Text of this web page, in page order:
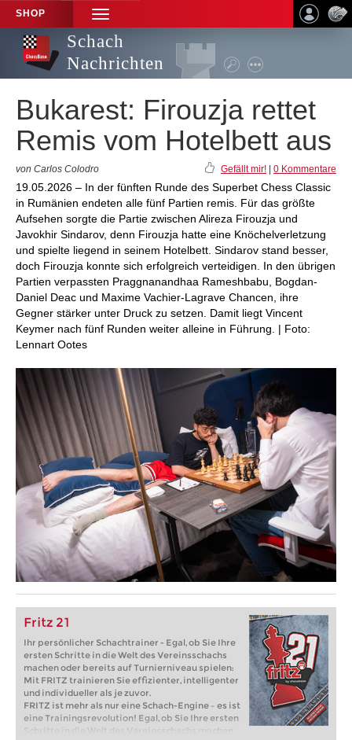
SHOP
TOGGLE
NAVIGATION
Schach
Nachrichten
Bukarest: Firouzja rettet
Remis vom Hotelbett aus
von Carlos Colodro Gefällt mir! 0 Kommentare
19.05.2026 – In der fünften Runde des Superbet Chess Classic
in Rumänien endeten alle fünf Partien remis. Für das größte
Aufsehen sorgte die Partie zwischen Alireza Firouzja und
Javokhir Sindarov, denn Firouzja hatte eine Knöchelverletzung
und spielte liegend in seinem Hotelbett. Sindarov stand besser,
doch Firouzja konnte sich erfolgreich verteidigen. In den übrigen
Partien verpassten Praggnanandhaa Rameshbabu, Bogdan-
Daniel Deac und Maxime Vachier-Lagrave Chancen, ihre
Gegner stärker unter Druck zu setzen. Damit liegt Vincent
Keymer nach fünf Runden weiter alleine in Führung. | Foto:
Lennart Ootes
Fritz 21
Ihr persönlicher Schachtrainer - Egal, ob Sie Ihre
ersten Schritte in die Welt des Vereinsschachs
machen oder bereits auf Turnierniveau spielen:
Mit FRITZ trainieren Sie effizienter, intelligenter
und individueller als je zuvor.
FRITZ ist mehr als nur eine Schach-Engine – es ist
eine Trainingsrevolution! Egal, ob Sie Ihre ersten
Schritte in die Welt des Vereinsschachs machen